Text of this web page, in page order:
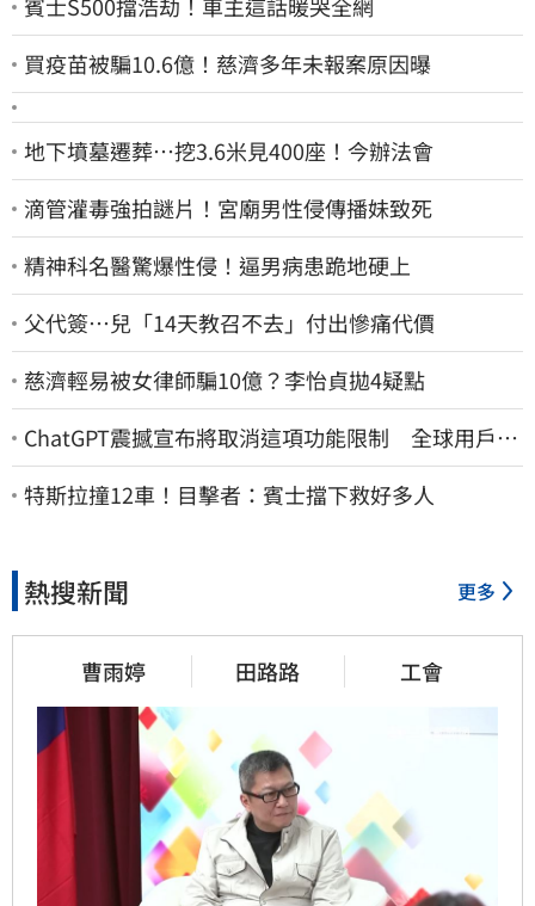
賓士S500擋浩劫！車主這話暖哭全網
買疫苗被騙10.6億！慈濟多年未報案原因曝
地下墳墓遷葬…挖3.6米見400座！今辦法會
滴管灌毒強拍謎片！宮廟男性侵傳播妹致死
精神科名醫驚爆性侵！逼男病患跪地硬上
父代簽…兒「14天教召不去」付出慘痛代價
慈濟輕易被女律師騙10億？李怡貞拋4疑點
ChatGPT震撼宣布將取消這項功能限制 全球用戶即
刻起「免費」用到飽
特斯拉撞12車！目擊者：賓士擋下救好多人
熱搜新聞 更多
曹雨婷 田路路 工會